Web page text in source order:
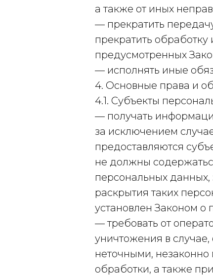
а также от иных
— прекратить
прекратить
предусмотренных
— исполнять иные
4. Основные права и
4.1. Субъекты
— получать
за исключением
предоставляются
не должны
персональных
раскрытия таких
установлен Законом о
— требовать от
уничтожения в
неточными,
обработки, а также